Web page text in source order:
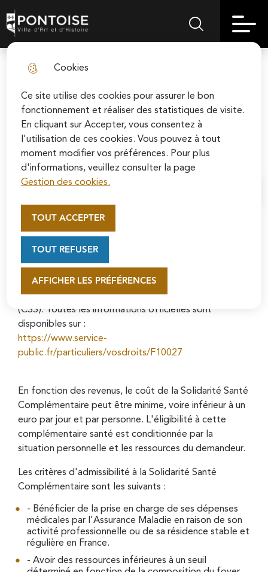
Cookies
Ce site utilise des cookies pour assurer le bon
fonctionnement et réaliser des statistiques de visite.
En cliquant sur Accepter, vous consentez à
l'utilisation de ces cookies. Vous pouvez à tout
moment modifier vos préférences. Pour plus
d'informations, veuillez consulter la page
Gestion des cookies.
AFFICHER LES PRÉFÉRENCES
TOUT ACCEPTER
TOUT REFUSER
to
menu
Skip to
search
Skip to
site map
Soutenez la rénovation de la cathédrale Saint-
Maclou en vous connectant sur le site de la
Fondation du patrimoine.
En savoir plus
Pontoise | Ville d'art et d'histoireMenu principalRechercher sur
(CSS) : Un soutien financier de
l’État en matière de santé
Depuis novembre 2019, la Complémentaire Maladie
Universelle Complémentaire (CMU-C) et l'Aide au
paiement d'une Complémentaire Santé (ACS) ont
cédé leur place à la Solidarité Santé Complémentaire
(CSS). Toutes les informations officielles sont
disponibles sur :
https://www.service-
public.fr/particuliers/vosdroits/F10027
En fonction des revenus, le coût de la Solidarité Santé
Complémentaire peut être minime, voire inférieur à un
euro par jour et par personne. L'éligibilité à cette
complémentaire santé est conditionnée par la
situation personnelle et les ressources du demandeur.
Les critères d'admissibilité à la Solidarité Santé
Complémentaire sont les suivants :
- Bénéficier de la prise en charge de ses dépenses
médicales par l'Assurance Maladie en raison de son
activité professionnelle ou de sa résidence stable et
régulière en France.
- Avoir des ressources inférieures à un seuil